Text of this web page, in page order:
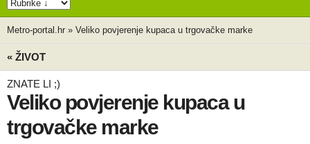
Metro-portal.hr » Veliko povjerenje kupaca u trgovačke marke
« ŽIVOT
ZNATE LI ;)
Veliko povjerenje kupaca u
trgovačke marke